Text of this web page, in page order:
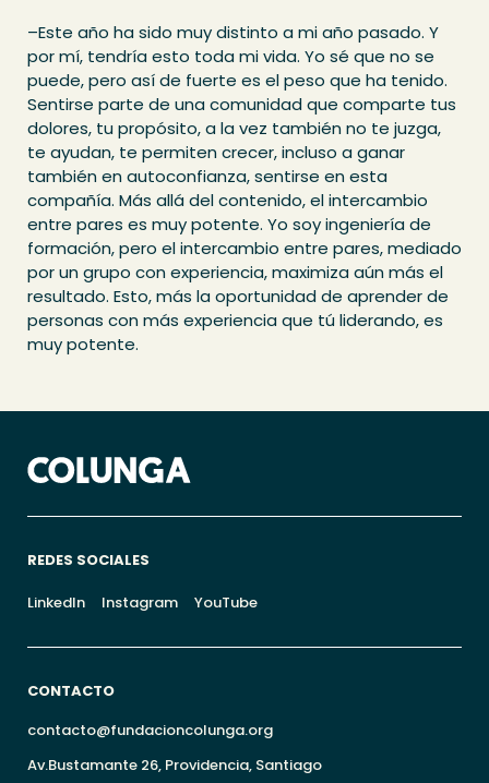
–Este año ha sido muy distinto a mi año pasado. Y
por mí, tendría esto toda mi vida. Yo sé que no se
puede, pero así de fuerte es el peso que ha tenido.
Sentirse parte de una comunidad que comparte tus
dolores, tu propósito, a la vez también no te juzga,
te ayudan, te permiten crecer, incluso a ganar
también en autoconfianza, sentirse en esta
compañía. Más allá del contenido, el intercambio
entre pares es muy potente. Yo soy ingeniería de
formación, pero el intercambio entre pares, mediado
por un grupo con experiencia, maximiza aún más el
resultado. Esto, más la oportunidad de aprender de
personas con más experiencia que tú liderando, es
muy potente.
REDES SOCIALES
LinkedIn Instagram YouTube
CONTACTO
contacto@fundacioncolunga.org
Av.Bustamante 26, Providencia, Santiago